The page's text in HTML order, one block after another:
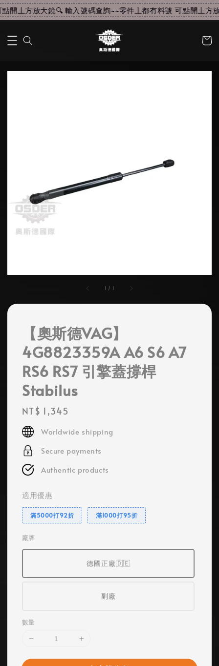
開上方放大鏡🔍 輸入號碼查詢~~零件上都有料號 可點開上方
1 / 1
【奧斯德VAG】
4G8823359A A6 S6 A7
RS6 RS7 引擎蓋撐桿
Stabilus
Regular
price
NT$ 1,345
Worldwide shipping
Secure payments
Authentic products
適用優惠
滿5000打92折 滿1000打95折
廠牌
德國正廠🇩🇪
副廠
數量